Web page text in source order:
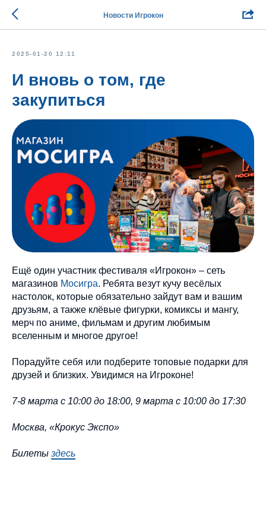
Новости Игрокон
2025-01-20 12:11
И вновь о том, где
закупиться
Ещё один участник фестиваля «Игрокон» – сеть
магазинов Мосигра. Ребята везут кучу весёлых
настолок, которые обязательно зайдут вам и вашим
друзьям, а также клёвые фигурки, комиксы и мангу,
мерч по аниме, фильмам и другим любимым
вселенным и многое другое!
Порадуйте себя или подберите топовые подарки для
друзей и близких. Увидимся на Игроконе!
7-8 марта с 10:00 до 18:00, 9 марта с 10:00 до 17:30
Москва, «Крокус Экспо»
Билеты здесь